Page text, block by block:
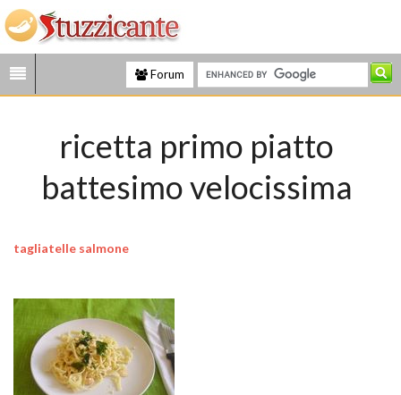
Forum
ricetta primo piatto
battesimo velocissima
tagliatelle salmone